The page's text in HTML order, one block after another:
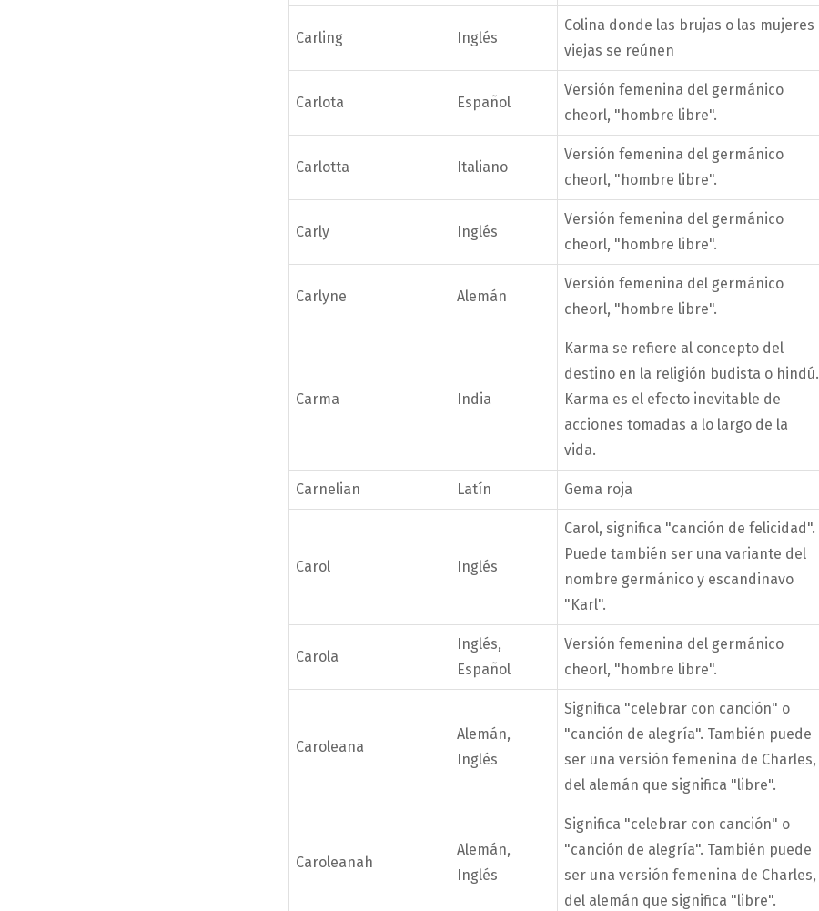
Carling Inglés
Colina donde las brujas o las mujeres
viejas se reúnen
Carlota Español
Versión femenina del germánico
cheorl, "hombre libre".
Carlotta Italiano
Versión femenina del germánico
cheorl, "hombre libre".
Carly Inglés
Versión femenina del germánico
cheorl, "hombre libre".
Carlyne Alemán
Versión femenina del germánico
cheorl, "hombre libre".
Carma India
Karma se refiere al concepto del
destino en la religión budista o hindú.
Karma es el efecto inevitable de
acciones tomadas a lo largo de la
vida.
Carnelian Latín Gema roja
Carol Inglés
Carol, significa "canción de felicidad".
Puede también ser una variante del
nombre germánico y escandinavo
"Karl".
Carola
Inglés,
Español
Versión femenina del germánico
cheorl, "hombre libre".
Caroleana
Alemán,
Inglés
Significa "celebrar con canción" o
"canción de alegría". También puede
ser una versión femenina de Charles,
del alemán que significa "libre".
Caroleanah
Alemán,
Inglés
Significa "celebrar con canción" o
"canción de alegría". También puede
ser una versión femenina de Charles,
del alemán que significa "libre".